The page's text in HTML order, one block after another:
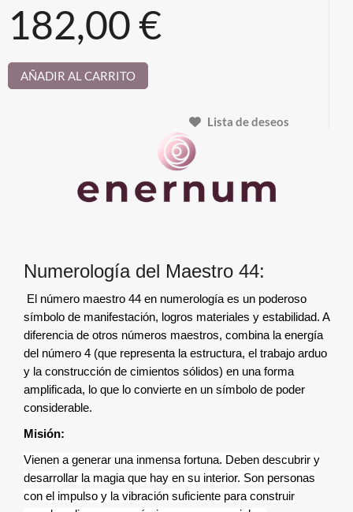
182,00 €
AÑADIR AL CARRITO
Lista de deseos
Numerología del Maestro 44:
El número maestro 44 en numerología es un poderoso
símbolo de manifestación, logros materiales y estabilidad. A
diferencia de otros números maestros, combina la energía
del número 4 (que representa la estructura, el trabajo arduo
y la construcción de cimientos sólidos) en una forma
amplificada, lo que lo convierte en un símbolo de poder
considerable.
Misión:
Vienen a generar una inmensa fortuna. Deben descubrir y
desarrollar la magia que hay en su interior. Son personas
con el impulso y la vibración suficiente para construir